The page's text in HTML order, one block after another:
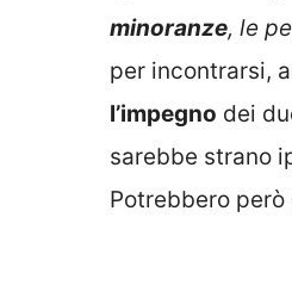
minoranze, le
per incontrarsi,
l’impegno dei
sarebbe strano
Potrebbero